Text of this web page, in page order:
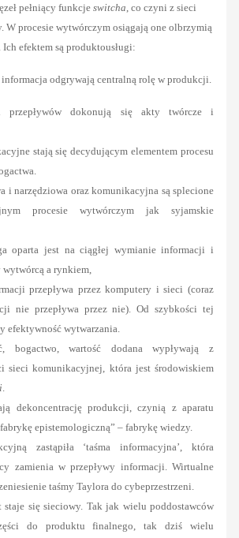
pełniący funkcjeswitcha , co czyni z sieci
W procesie wytwórczym osiągają one olbrzymią
efektem są produktousługi:
odgrywają centralną rolę w produkcji.
przepływów dokonują się akty twórcze i
stają się decydującym elementem procesu
i narzędziowa oraz komunikacyjna są splecione
procesie wytwórczym jak syjamskie
oparta jest na ciągłej wymianie informacji i
a rynkiem,
przepływa przez komputery i sieci (coraz
nie przepływa przez nie). Od szybkości tej
efektywność wytwarzania.
bogactwo, wartość dodana wypływają z
sieci komunikacyjnej, która jest środowiskiem
dekoncentrację produkcji, czynią z aparatu
epistemologiczną” – fabrykę wiedzy.
zastąpiła ‘taśma informacyjna’, która
zamienia w przepływy informacji. Wirtualne
taśmy Taylora do cybeprzestrzeni.
się sieciowy. Tak jak wielu poddostawców
do produktu finalnego, tak dziś wielu